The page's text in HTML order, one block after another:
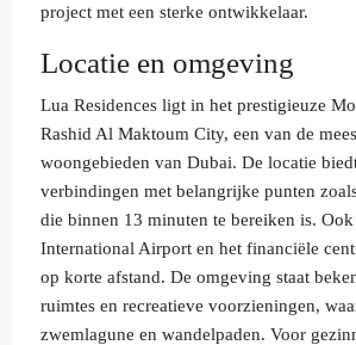
project met een sterke ontwikkelaar.
Locatie en omgeving
Lua Residences ligt in het prestigieuze
Rashid Al Maktoum City, een van de
woongebieden van Dubai. De locatie
verbindingen met belangrijke punten
die binnen 13 minuten te bereiken is.
International Airport en het financiële
op korte afstand. De omgeving staat
ruimtes en recreatieve voorzieningen,
zwemlagune en wandelpaden. Voor